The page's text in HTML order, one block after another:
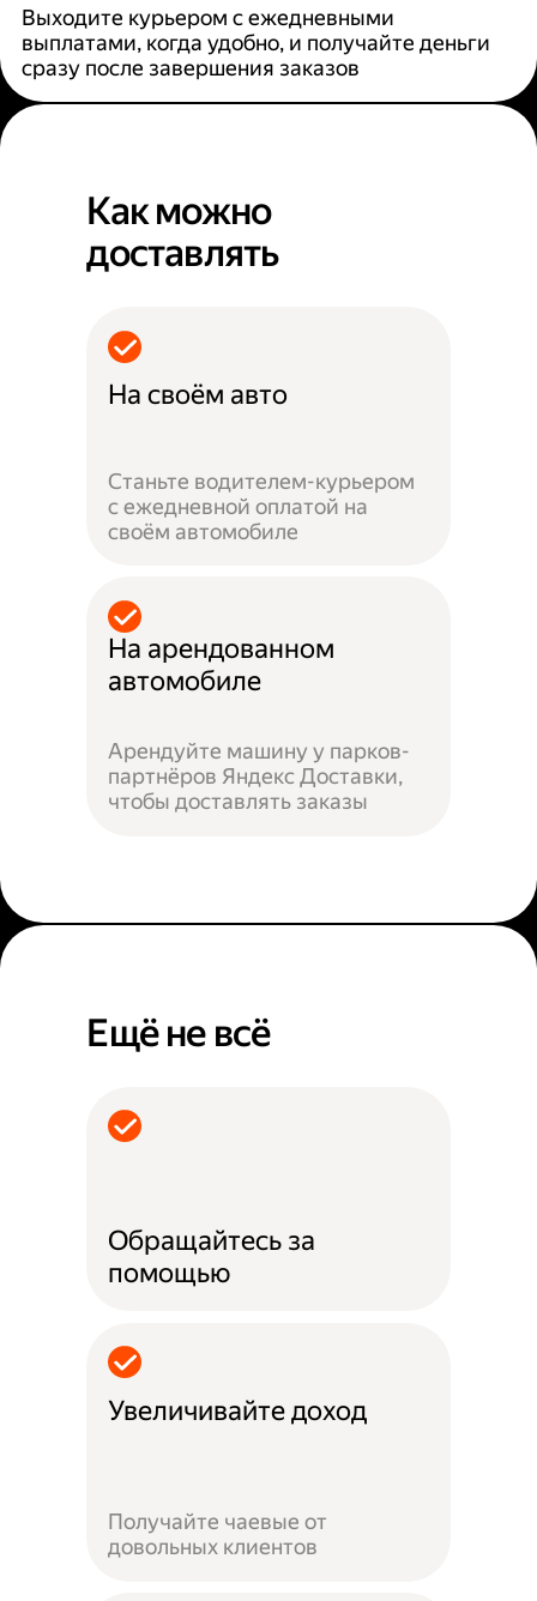
Выходите курьером с ежедневными
выплатами, когда удобно, и получайте деньги
сразу после завершения заказов
Как можно
доставлять
На своём авто
Станьте водителем-курьером
с ежедневной оплатой на
своём автомобиле
На арендованном
автомобиле
Арендуйте машину у парков-
партнёров Яндекс Доставки,
чтобы доставлять заказы
Ещё не всё
Обращайтесь за
помощью
Увеличивайте доход
Получайте чаевые от
довольных клиентов